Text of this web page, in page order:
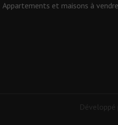
Appartements et maisons à
Développé